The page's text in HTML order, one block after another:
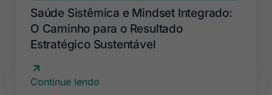
Saúde Sistêmica e Mindset Integrado:
O Caminho para o Resultado
Estratégico Sustentável
Continue lendo